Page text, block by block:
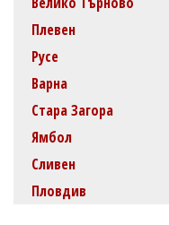
Плевен
Русе
Варна
Стара Загора
Ямбол
Сливен
Пловдив